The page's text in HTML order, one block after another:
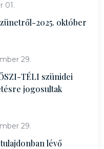
01.
2025. október
29.
TÉLI szünidei
jogosultak
29.
lévő